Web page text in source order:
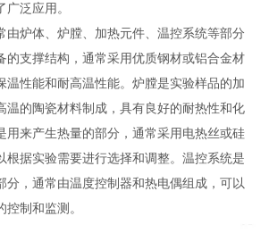
泛应用。
炉体、炉膛、加热元件、温控系统等部分
的支撑结构，通常采用优质钢材或铝合金材
温性能和耐高温性能。炉膛是实验样品的加
温的陶瓷材料制成，具有良好的耐热性和化
用来产生热量的部分，通常采用电热丝或硅
根据实验需要进行选择和调整。温控系统是
分，通常由温度控制器和热电偶组成，可以
制和监测。